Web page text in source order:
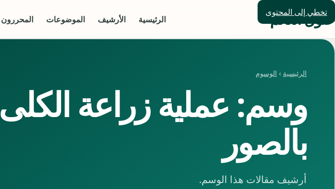
تخطي إلى المحتوى
حلول العالم الرئيسية الأرشيف الموضوعات المحررون
الرئيسية › الوسوم
وسم: عملية زراعة الكلى
بالصور
أرشيف مقالات هذا الوسم.